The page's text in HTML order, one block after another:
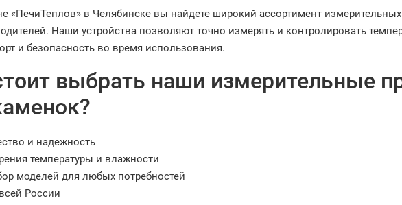
«ПечиТеплов» в Челябинске вы найдете широкий ассортимент
Наши устройства позволяют точно измерять и контролировать
и безопасность во время использования.
выбрать наши измерительные
и надежность
температуры и влажности
моделей для любых потребностей
России